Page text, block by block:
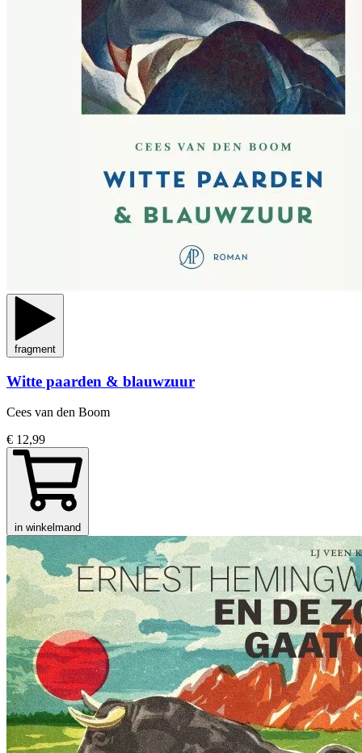
fragment
Witte paarden & blauwzuur
Cees van den Boom
€ 12,99
in winkelmand